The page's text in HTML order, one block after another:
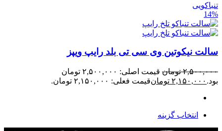
تنباکویی
14%
سالت نیکوتین وی سی تی بلد رایپ ویپز
۲,۵۰۰,۰۰۰ تومان
قیمت اصلی: ۲,۵۰۰,۰۰۰ تومان
بود. ۲,۱۵۰,۰۰۰ تومانقیمت فعلی: ۲,۱۵۰,۰۰۰ تومان.
انتخاب گزینه